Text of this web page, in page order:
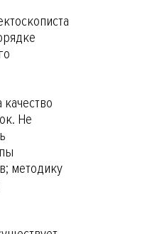
Не
методику